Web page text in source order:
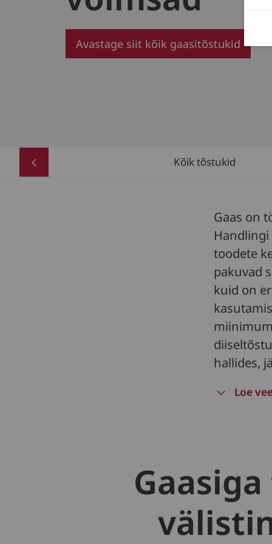
Avastage siit kõik gaasitõstukid
Kõik tõstukid
Gaas on
toodete
pakuvad
kuid on
hallides,
Loe